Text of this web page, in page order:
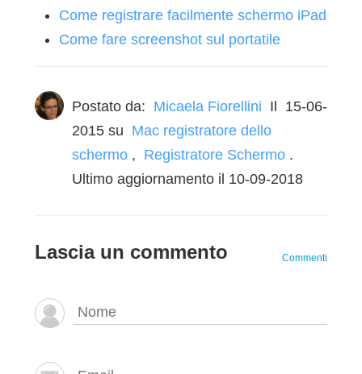
Come registrare facilmente schermo iPad
Come fare screenshot sul portatile
Postato da: Micaela Fiorellini Il 15-06-
2015su Mac registratore dello
schermo , Registratore Schermo .
Ultimo aggiornamento il 10-09-2018
Lascia un commento Commenti